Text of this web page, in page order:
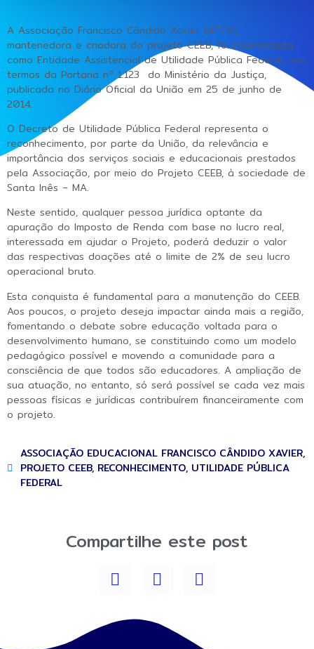
A Associação Francisco Cândido Xavier (AFCX),
mantenedora e criadora do projeto CEEB, foi reconhecida
como Entidade Assistencial de Utilidade Pública Federal, nos
termos da Portaria nº 1.123 do Ministério da Justiça,
publicada no Diário Oficial da União em 25 de junho de
2014.
O Decreto de Utilidade Pública Federal representa o
reconhecimento, por parte da União, da relevância e
importância dos serviços sociais e educacionais prestados
pela Associação, por meio do Projeto CEEB, à sociedade de
Santa Inês – MA.
Neste sentido, qualquer pessoa jurídica optante da
apuração do Imposto de Renda com base no lucro real,
interessada em ajudar o Projeto, poderá deduzir o valor
das respectivas doações até o limite de 2% de seu lucro
operacional bruto.
Esta conquista é fundamental para a manutenção do CEEB.
Aos poucos, o projeto deseja impactar ainda mais a região,
fomentando o debate sobre educação voltada para o
desenvolvimento humano, se constituindo como um modelo
pedagógico possível e movendo a comunidade para a
consciência de que todos são educadores. A ampliação de
sua atuação, no entanto, só será possível se cada vez mais
pessoas físicas e jurídicas contribuírem financeiramente com
o projeto.
ASSOCIAÇÃO EDUCACIONAL FRANCISCO CÂNDIDO XAVIER,
PROJETO CEEB, RECONHECIMENTO, UTILIDADE PÚBLICA
FEDERAL
Compartilhe este post